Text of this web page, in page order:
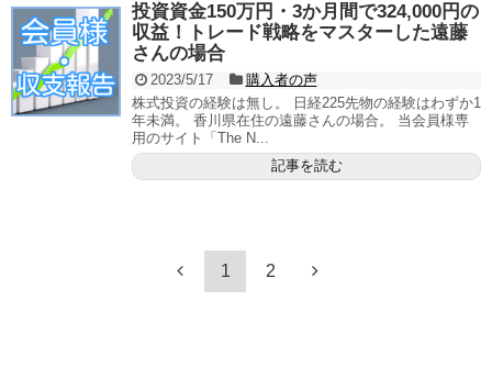
投資資金150万円・3か月間で324,000円の
収益！トレード戦略をマスターした遠藤
さんの場合
2023/5/17
購入者の声
株式投資の経験は無し。 日経225先物の経験はわずか1
年未満。 香川県在住の遠藤さんの場合。 当会員様専
用のサイト「The N...
記事を読む
1 2